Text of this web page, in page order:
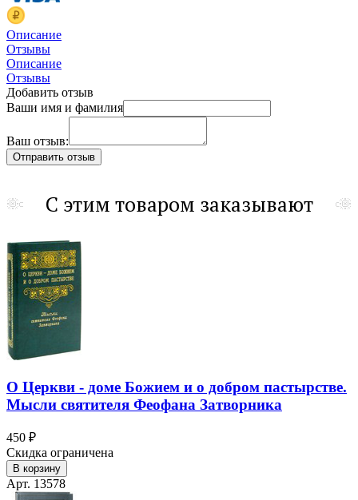
Описание
Отзывы
Описание
Отзывы
Добавить отзыв
Ваши имя и фамилия
Ваш отзыв:
С этим товаром заказывают
О Церкви - доме Божием и о добром пастырстве.
Мысли святителя Феофана Затворника
450 ₽
Скидка ограничена
В корзину
Арт. 13578